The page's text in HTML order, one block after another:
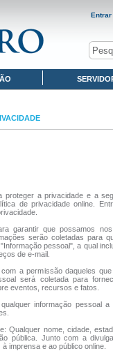
Entrar
proteger a privacidade e a
de privacidade online.
garantir que possamos
serão coletadas para
pessoal", a qual
de e-mail.
a permissão daqueles
será coletada para
eventos, recursos e fatos.
informação pessoal
Qualquer nome, cidade,
pública. Junto com a
imprensa e ao público online.